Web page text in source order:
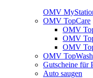
OMV
OMV TopCare
OMV
OMV
OMV
OMV TopWash
Gutscheine für
Auto saugen